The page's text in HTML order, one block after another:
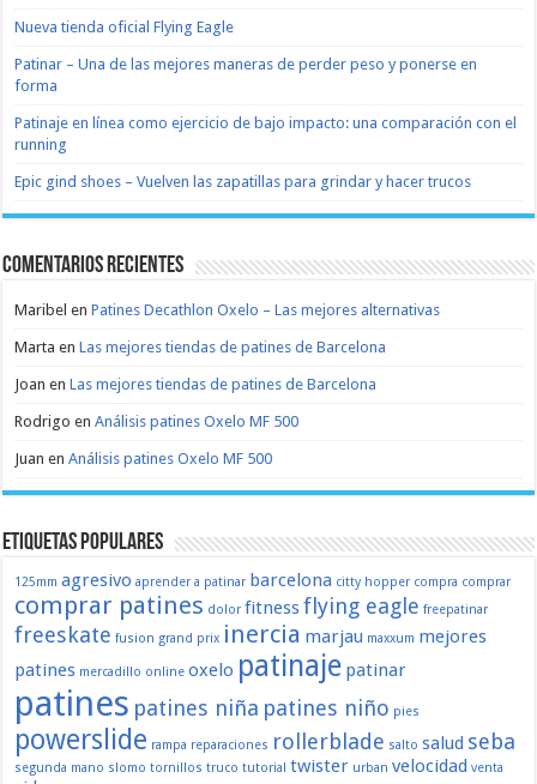
Nueva tienda oficial Flying Eagle
Patinar – Una de las mejores maneras de perder peso y ponerse en
forma
Patinaje en línea como ejercicio de bajo impacto: una comparación con el
running
Epic gind shoes – Vuelven las zapatillas para grindar y hacer trucos
Comentarios recientes
Maribel enPatines Decathlon Oxelo – Las mejores alternativas
Marta enLas mejores tiendas de patines de Barcelona
Joan enLas mejores tiendas de patines de Barcelona
Rodrigo enAnálisis patines Oxelo MF 500
Juan enAnálisis patines Oxelo MF 500
Etiquetas populares
125mm agresivo aprender a patinar barcelona citty hopper compra comprar
comprar patines dolor fitnessflying eagle freepatinar
freeskate fusion grand prix inercia marjau maxxum mejores
patines mercadillo online oxelo patinaje patinar
patines patines niña patines niño pies
powerslide rampa reparaciones rollerblade salto salud seba
segunda mano slomo tornillos truco tutorial twister urban velocidad venta